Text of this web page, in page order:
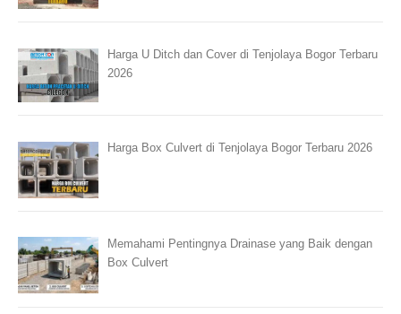
Harga U Ditch dan Cover di Tenjolaya Bogor Terbaru
2026
Harga Box Culvert di Tenjolaya Bogor Terbaru 2026
Memahami Pentingnya Drainase yang Baik dengan
Box Culvert